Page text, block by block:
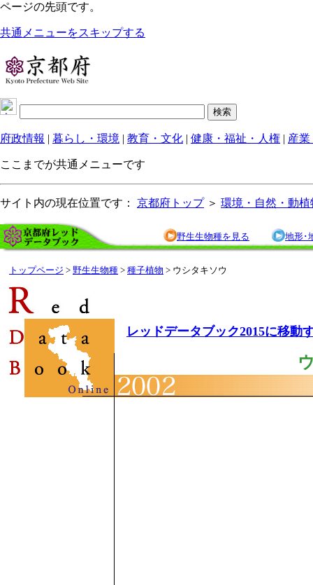
ページの先頭です。
共通メニューをスキップする
府政情報 | 暮らし・環境 | 教育・文化 | 健康・福祉・人権 | 産業
ここまでが共通メニューです
サイト内の現在位置です： 京都府トップ＞ 環境・自然・動植
野生生物種を見る 地形･
トップページ > 野生生物種 > 種子植物 > ウシタキソウ
レッドデータブック2015に移動